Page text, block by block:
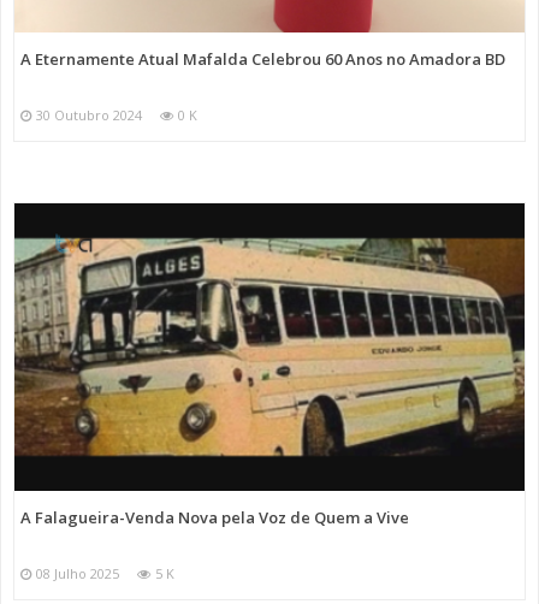
A Eternamente Atual Mafalda Celebrou 60 Anos no Amadora BD
30 Outubro 2024 0 K
A Falagueira-Venda Nova pela Voz de Quem a Vive
08 Julho 2025 5 K